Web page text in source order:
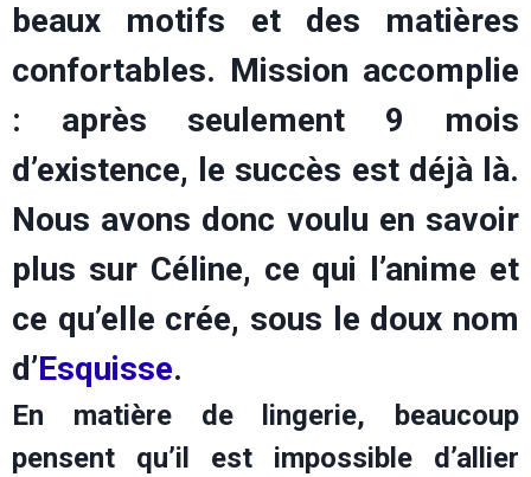
beaux motifs et des matières
confortables. Mission accomplie
: après seulement 9 mois
d’existence, le succès est déjà là.
Nous avons donc voulu en savoir
plus sur Céline, ce qui l’anime et
ce qu’elle crée, sous le doux nom
d’Esquisse.
En matière de lingerie, beaucoup
pensent qu’il est impossible d’allier